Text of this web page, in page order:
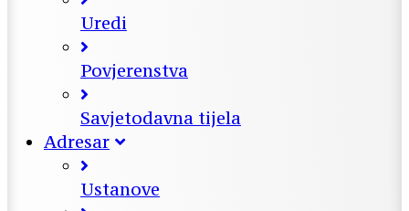
Uredi
Povjerenstva
Savjetodavna tijela
Adresar
Ustanove